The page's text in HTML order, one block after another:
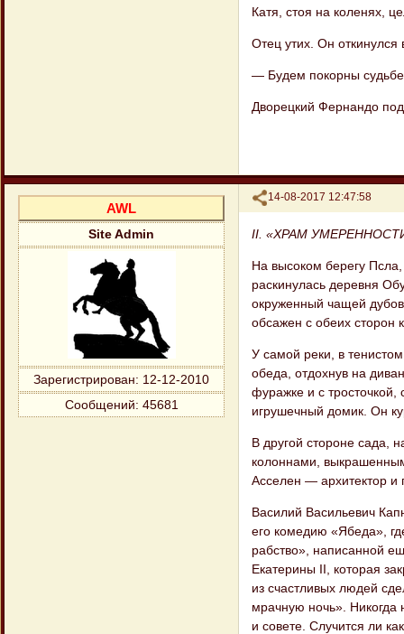
Катя, стоя на коленях,
Отец утих. Он
— Будем покорны
Дворецкий Фернандо
Поделиться
14-08-2017 12:47:58
AWL
Site Admin
Зарегистрирован: 12-12-2010
Сообщений: 45681
II. «ХРАМ
На высоком берегу
раскинулась деревня
окруженный чащей
обсажен с обеих сторон
У самой реки, в
обеда, отдохнув на
фуражке и с тросточкой,
игрушечный домик. Он
В другой стороне сада,
колоннами,
Асселен — архитектор и
Василий Васильевич
его комедию «Ябеда»,
рабство», написанной
Екатерины II, которая
из счастливых людей
мрачную ночь». Никогда
и совете. Случится ли